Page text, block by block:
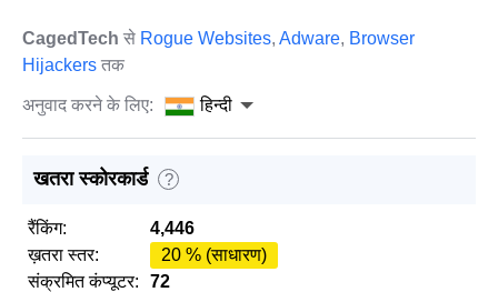
CagedTech से Rogue Websites, Adware, Browser
Hijackers तक
अनुवाद करने के लिए: हिन्दी
खतरा स्कोरकार्ड ?
रैंकिंग:
4,446
ख़तरा स्तर:
20 % (साधारण)
संक्रमित कंप्यूटर:
72